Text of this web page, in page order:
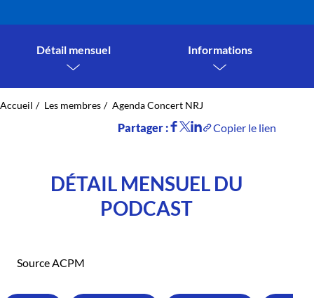
Détail mensuel Informations
Accueil Les membres Agenda Concert NRJ
Partager : Copier le lien
DÉTAIL MENSUEL DU
PODCAST
Source ACPM